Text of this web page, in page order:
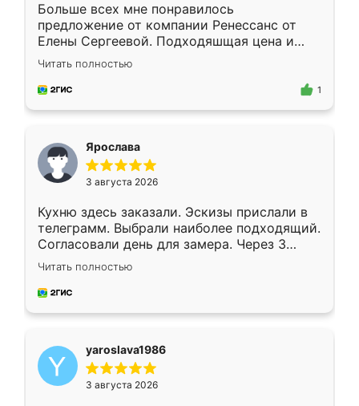
Больше всех мне понравилось
предложение от компании Ренессанс от
Елены Сергеевой. Подходяшщая цена и
короткие сроки изготовления. Приехавший
для замера сотрудник Владислав
предложил по моему эскизу самый
Читать полностью
1
Ярослава
3 августа 2026
Кухню здесь заказали. Эскизы прислали в
телеграмм. Выбрали наиболее подходящий.
Согласовали день для замера. Через 3
недели кухня была уже готова. Остались
довольны работой. Спасибо Ренессанс
мебель за качественную работу!
Читать полностью
yaroslava1986
3 августа 2026